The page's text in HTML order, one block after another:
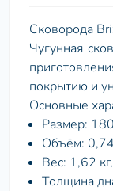
Сковорода
Чугунная
покрытию и
Основные
Размер:
Объём:
Вес: 1,62
Толщина